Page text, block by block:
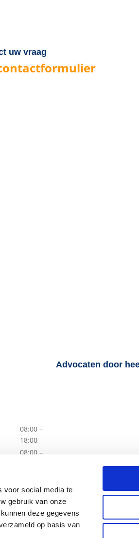
voor social media te
gebruik van onze
deze gegevens
op basis van
uw vraag
Advocaten door
08:00 –
18:00
08:00 –
18:00
08:00 –
18:00
08:00 –